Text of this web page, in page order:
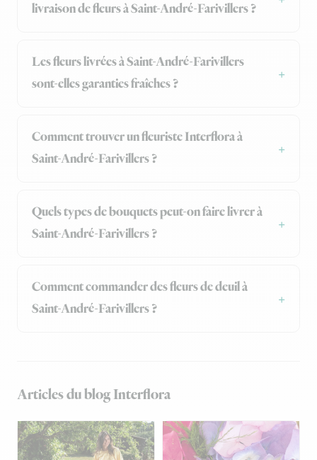
livraison de fleurs à Saint-André-Farivillers ?
Les fleurs livrées à Saint-André-Farivillers
sont-elles garanties fraîches ?
Comment trouver un fleuriste Interflora à
Saint-André-Farivillers ?
Quels types de bouquets peut-on faire livrer à
Saint-André-Farivillers ?
Comment commander des fleurs de deuil à
Saint-André-Farivillers ?
Articles du blog Interflora